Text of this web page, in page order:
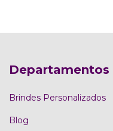
Departamentos
Brindes Personalizados
Blog